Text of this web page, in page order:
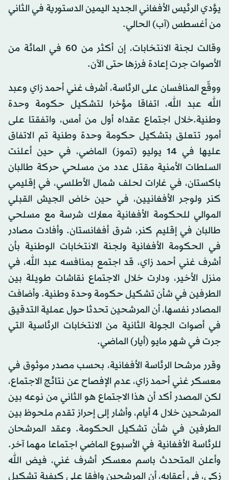
يؤدي الرئيس الأفغاني الجديد اليمين الدستورية في الثاني
من أغسطس (آب) الحالي.
وقالت لجنة الانتخابات، إن أكثر من 60 في المائة من
الأصوات جرت إعادة فرزها حتى الآن.
ووقّع المنافسان على الرئاسة، أشرف غني أحمد زاي وعبد
الله عبد الله، اتفاقا مؤخرا لتشكيل حكومة وحدة
وطنية.خلال اجتماع عقداه أول من أمس، واتفقتا على
أمور تتعلق بتشكيل حكومة وحدة وطنية تم الاتفاق
عليها في 14 يوليو (تموز) الماضي، في حين أعلنت
السلطات الأمنية مقتل عدد من مسلحي حركة طالبان
باكستان، في غارات لحلف شمال الأطلسي، في إقليمي
كنر ولوجر الأفغانيين، في حين خاض الجيش القبلي
الموالي للحكومة الأفغانية معارك شرسة مع مسلحي
طالبان في إقليم كنر، شرق أفغانستان. وأفادت مصادر
في الحكومة الأفغانية ولجنة الانتخابات الوطنية بأن
أشرف غني أحمد زاي، قد اجتمع بمنافسه عبد الله، في
منزل الأخير، ودارت خلال الاجتماع نقاشات طويلة بين
الطرفين في شأن تشكيل حكومة وحدة وطنية. وأضافت
المصادر نفسها، أن المرشحين تحدثا حول عملية التدقيق
في أصوات الجولة الثانية من الانتخابات الرئاسية التي
جرت في شهر مايو (أيار) الماضي.
وقرر مرشحا الرئاسة الأفغانية، بحسب مصدر موثوق في
معسكر غني أحمد زاي، عدم الإفصاح عن نتائج الاجتماع،
لكن المصدر أكد أن هذا الاجتماع هو الثاني من نوعه بين
المرشحين خلال 4 أيام، وأشار إلى إحراز تقدم ملحوظ بين
الطرفين في شأن تشكيل الحكومة. وعقد المرشحان
للرئاسة الأفغانية في الأسبوع الماضي اجتماعا مهما آخر.
وأعلن المتحدث باسم معسكر أشرف غني، فيض الله
زكي، في أعقابه، أن المرشحين وافقا على كيفية تشكيل